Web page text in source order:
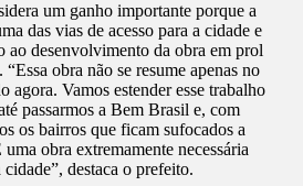
um ganho importante porque a
das vias de acesso para a cidade e
ao desenvolvimento da obra em prol
obra não se resume apenas no
agora. Vamos estender esse trabalho
passarmos a Bem Brasil e, com
os bairros que ficam sufocados a
obra extremamente necessária
destaca o prefeito.